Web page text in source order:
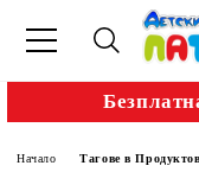
Начало Тагове в